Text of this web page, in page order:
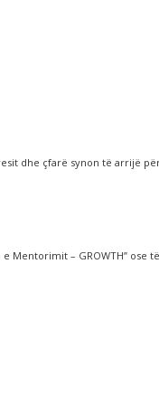
dhe çfarë synon të arrijë
Mentorimit – GROWTH” ose të